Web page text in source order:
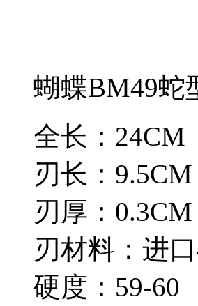
蝴蝶BM49蛇
全长：24CM
刃长：9.5CM
刃厚：0.3CM
刃材料：进
硬度：59-60